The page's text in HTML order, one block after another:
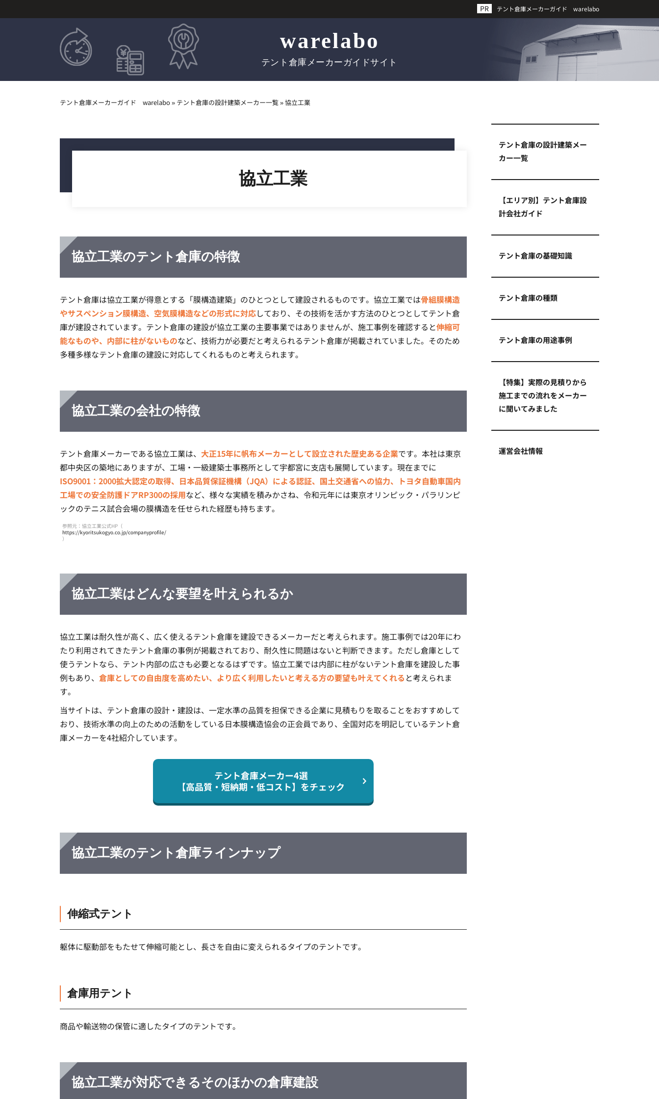
テント倉庫メーカーガイド warelabo
warelabo
テント倉庫メーカーガイドサイト
テント倉庫メーカーガイド warelabo» テント倉庫の設計建築メーカー一覧»協立工業
協立工業
協立工業のテント倉庫の特徴
テント倉庫は協立工業が得意とする「膜構造建築」のひとつとして建設されるものです。協立工業では骨組膜構造
やサスペンション膜構造、空気膜構造などの形式に対応しており、その技術を活かす方法のひとつとしてテント倉
庫が建設されています。テント倉庫の建設が協立工業の主要事業ではありませんが、施工事例を確認すると伸縮可
能なものや、内部に柱がないものなど、技術力が必要だと考えられるテント倉庫が掲載されていました。そのため
多種多様なテント倉庫の建設に対応してくれるものと考えられます。
協立工業の会社の特徴
テント倉庫メーカーである協立工業は、 大正15年に帆布メーカーとして設立された歴史ある企業です。本社は東京
都中央区の築地にありますが、工場・一級建築士事務所として宇都宮に支店も展開しています。現在までに
ISO9001：2000拡大認定の取得、日本品質保証機構（JQA）による認証、国土交通省への協力、トヨタ自動車国内
工場での安全防護ドアRP300の採用など、様々な実績を積みかさね、令和元年には東京オリンピック・パラリンピ
ックのテニス試合会場の膜構造を任せられた経歴も持ちます。
参照元：協立工業公式HP（
https://kyoritsukogyo.co.jp/companyprofile/
）
協立工業はどんな要望を叶えられるか
協立工業は耐久性が高く、広く使えるテント倉庫を建設できるメーカーだと考えられます。施工事例では20年にわ
たり利用されてきたテント倉庫の事例が掲載されており、耐久性に問題はないと判断できます。ただし倉庫として
使うテントなら、テント内部の広さも必要となるはずです。協立工業では内部に柱がないテント倉庫を建設した事
例もあり、 倉庫としての自由度を高めたい、より広く利用したいと考える方の要望も叶えてくれる と考えられま
す。
当サイトは、テント倉庫の設計・建設は、一定水準の品質を担保できる企業に見積もりを取ることをおすすめして
おり、技術水準の向上のための活動をしている日本膜構造協会の正会員であり、全国対応を明記しているテント倉
庫メーカーを4社紹介しています。
テント倉庫メーカー4選
【高品質・短納期・低コスト】をチェック
協立工業のテント倉庫ラインナップ
伸縮式テント
躯体に駆動部をもたせて伸縮可能とし、長さを自由に変えられるタイプのテントです。
倉庫用テント
商品や輸送物の保管に適したタイプのテントです。
協立工業が対応できるそのほかの倉庫建設
テント倉庫の設計建築メー
カー一覧
【エリア別】テント倉庫設
計会社ガイド
テント倉庫の基礎知識
テント倉庫の種類
テント倉庫の用途事例
【特集】実際の見積りから
施工までの流れをメーカー
に聞いてみました
運営会社情報